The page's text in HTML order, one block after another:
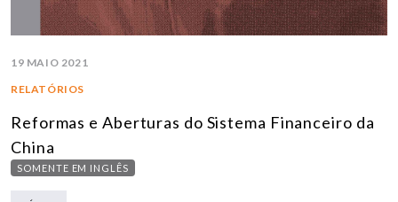
19 MAIO 2021
RELATÓRIOS
Reformas e Aberturas do Sistema Financeiro da
China
SOMENTE EM INGLÊS